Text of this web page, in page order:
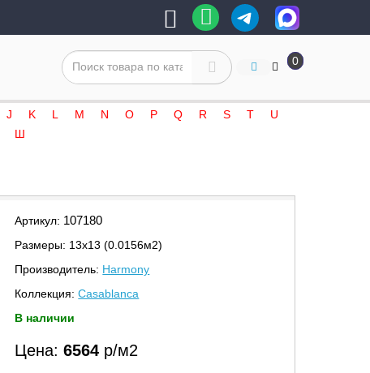
0
J K L M N O P Q R S T
U
Ш
Артикул: 107180
Размеры: 13х13 (0.0156м2)
Производитель: Harmony
Коллекция:Casablanca
В наличии
Цена:6564 р/м2